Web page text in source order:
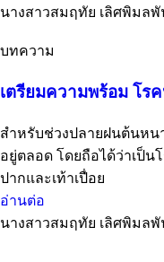
นางสาวสมฤทัย เลิศพิมลพั
บทความ
เตรียมความพร้อม โร
สำหรับช่วงปลายฝนต้นห
อยู่ตลอด โดยถือได้ว่าเป็น
ปากและเท้าเปื่อย
อ่านต่อ
นางสาวสมฤทัย เลิศพิมลพั